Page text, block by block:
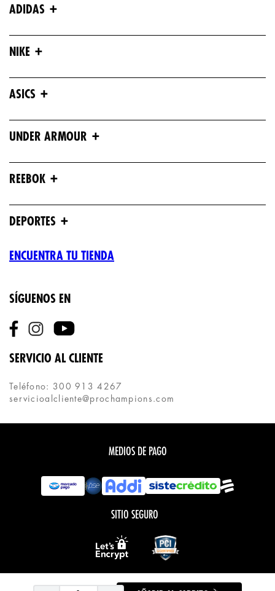
ADIDAS +
NIKE +
ASICS +
UNDER ARMOUR +
REEBOK +
DEPORTES +
ENCUENTRA TU TIENDA
SÍGUENOS EN
SERVICIO AL CLIENTE
Teléfono: 300 913 4267
servicioalcliente@prochampions.com
MEDIOS DE PAGO
SITIO SEGURO
Todos los derechos reservados.COPYRIGHT © PROCHAMPIONS 2020